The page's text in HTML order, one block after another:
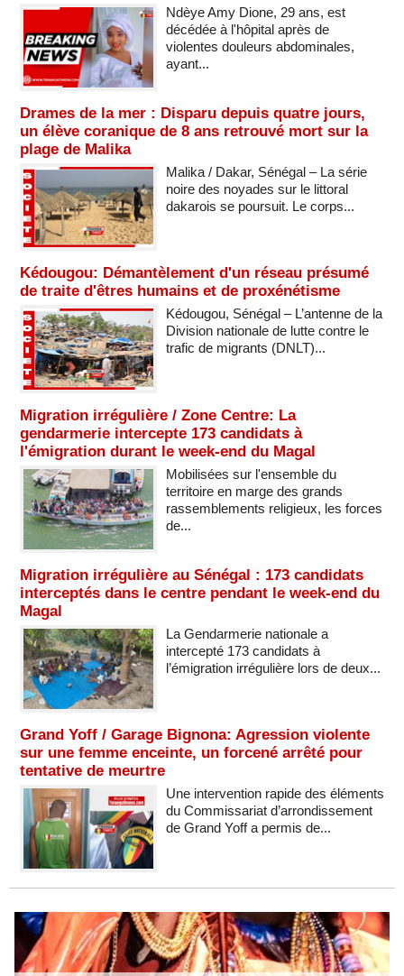
Ndèye Amy Dione, 29 ans, est
décédée à l'hôpital après de
violentes douleurs abdominales,
ayant...
Drames de la mer : Disparu depuis quatre jours,
un élève coranique de 8 ans retrouvé mort sur la
plage de Malika
Malika / Dakar, Sénégal – La série
noire des noyades sur le littoral
dakarois se poursuit. Le corps...
Kédougou: Démantèlement d'un réseau présumé
de traite d'êtres humains et de proxénétisme
Kédougou, Sénégal – L’antenne de la
Division nationale de lutte contre le
trafic de migrants (DNLT)...
Migration irrégulière / Zone Centre: La
gendarmerie intercepte 173 candidats à
l'émigration durant le week-end du Magal
Mobilisées sur l'ensemble du
territoire en marge des grands
rassemblements religieux, les forces
de...
Migration irrégulière au Sénégal : 173 candidats
interceptés dans le centre pendant le week-end du
Magal
La Gendarmerie nationale a
intercepté 173 candidats à
l’émigration irrégulière lors de deux...
Grand Yoff / Garage Bignona: Agression violente
sur une femme enceinte, un forcené arrêté pour
tentative de meurtre
Une intervention rapide des éléments
du Commissariat d’arrondissement
de Grand Yoff a permis de...